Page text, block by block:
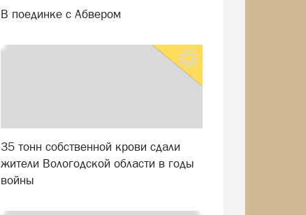
В поединке с Абвером
35 тонн собственной крови сдали
жители Вологодской области в годы
войны